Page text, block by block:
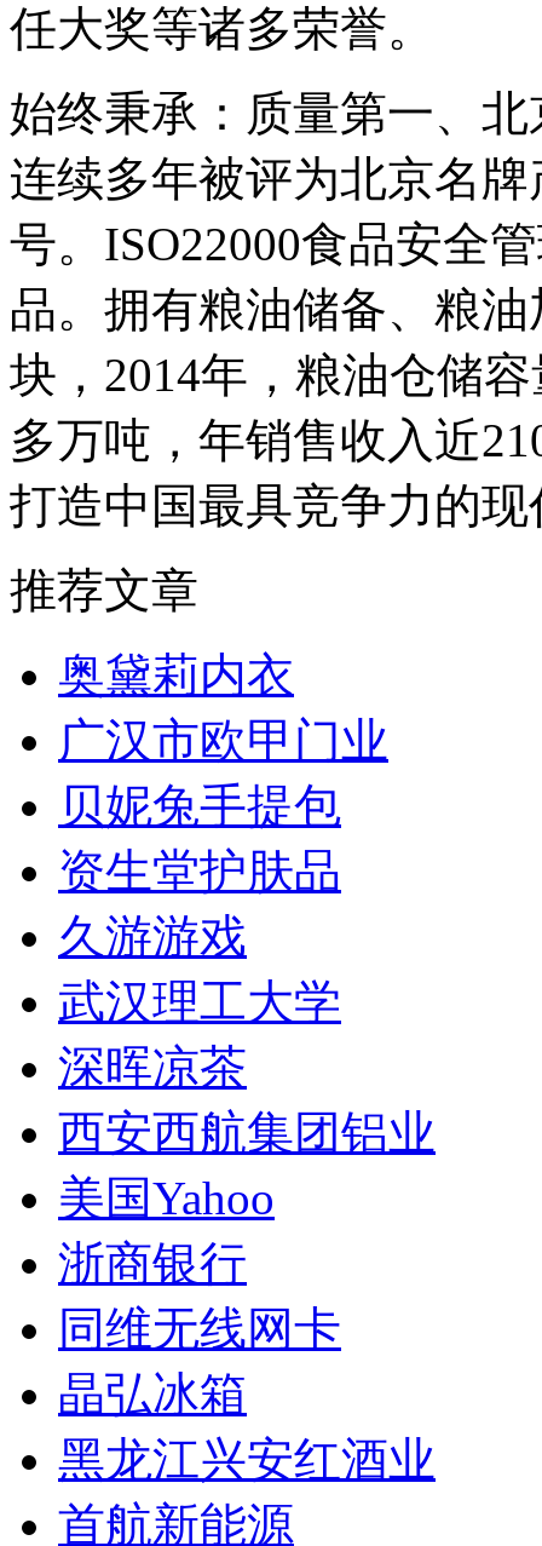
任大奖等诸多荣誉。
始终秉承：质量第一、
连续多年被评为北京名
号。ISO22000食品安全
品。拥有粮油储备、粮
块，2014年，粮油仓储
多万吨，年销售收入近
打造中国最具竞争力的
推荐文章
奥黛莉内衣
广汉市欧甲门业
贝妮兔手提包
资生堂护肤品
久游游戏
武汉理工大学
深晖凉茶
西安西航集团铝业
美国Yahoo
浙商银行
同维无线网卡
晶弘冰箱
黑龙江兴安红酒业
首航新能源